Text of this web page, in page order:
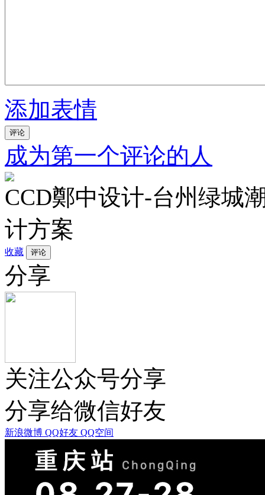
添加表情
评论
成为第一个评论的人
CCD鄭中设计-台州绿城
计方案
收藏
分享
关注公众号分享
分享给微信好友
新浪微博 QQ好友 QQ空间